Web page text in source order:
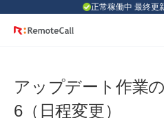
正常稼働中 最終更
アップデート作業
6（日程変更）